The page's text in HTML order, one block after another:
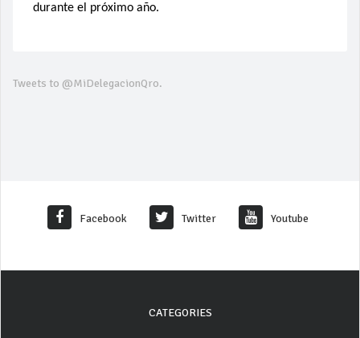
durante el próximo año.
Tweets to @MiDelegacionQro.
Facebook Twitter Youtube
CATEGORIES